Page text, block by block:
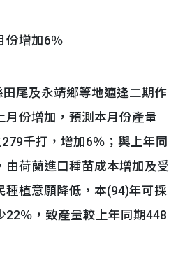
份增加6％
尾及永靖鄉等地適逢二期作
月份增加，預測本月份產量
千打，增加6％；與上年同
由荷蘭進口種苗成本增加及受
種植意願降低，本(94)年可採
22％，致產量較上年同期448